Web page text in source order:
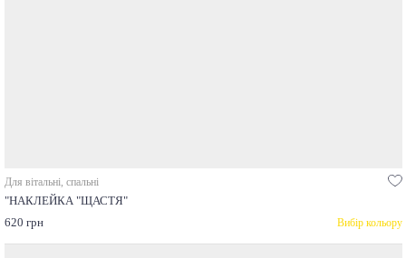
Для вітальні, спальні
"НАКЛЕЙКА "ЩАСТЯ"
620 грн
Вибір кольору